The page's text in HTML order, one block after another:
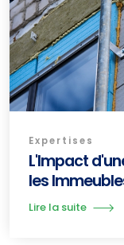
Expertises
L'Impact
les
Lire la suite